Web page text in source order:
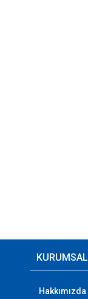
KURUMSAL
Hakkımızda